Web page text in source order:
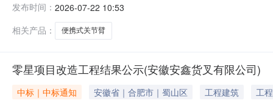
式关节臂测量有效范围＞3米台1合肥市经开区卧云路
发布时间： 2026-07-22 10:53
相关产品：
便携式关节臂
零星项目改造工程结果公示(安徽安鑫货叉有限公司)
中标｜中标通知 安徽省｜合肥市｜蜀山区 工程建筑
工程